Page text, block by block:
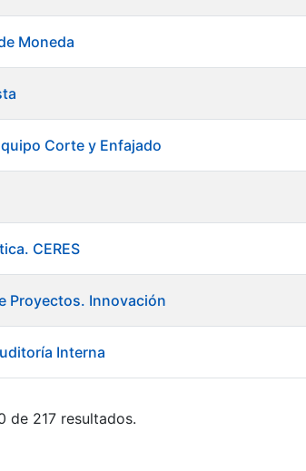
Moneda
Corte y Enfajado
CERES
Proyectos. Innovación
Interna
de 217 resultados.